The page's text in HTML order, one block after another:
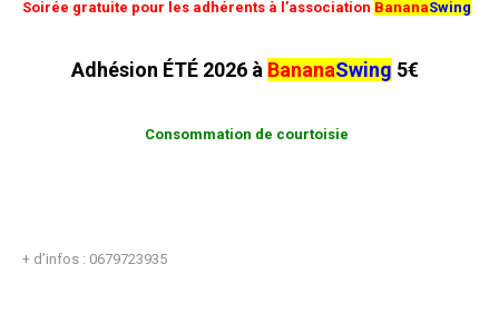
Soirée gratuite pour les adhérents à l’association BananaSwing
Adhésion ÉTÉ 2026 à BananaSwing 5€
Consommation de courtoisie
+ d’infos : 0679723935